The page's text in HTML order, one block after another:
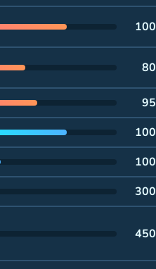
100
80
95
100
100
300
450